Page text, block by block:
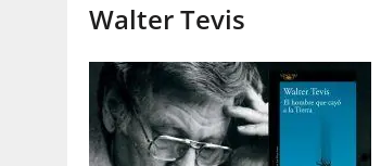
Walter Tevis